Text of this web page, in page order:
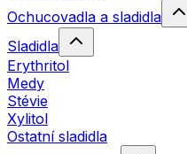
Ochucovadla a sladidla
Sladidla
Erythritol
Medy
Stévie
Xylitol
Ostatní sladidla